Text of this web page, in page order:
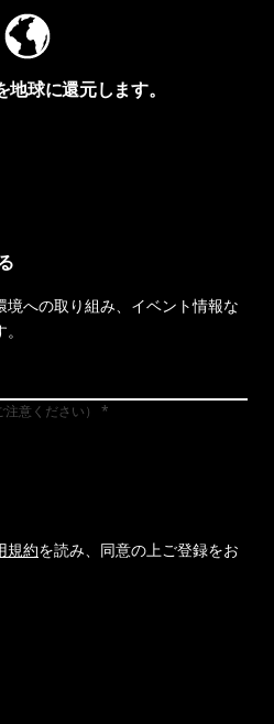
球に還元します。
への取り組み、イベント情報な
意ください）
規約を読み、同意の上ご登録をお